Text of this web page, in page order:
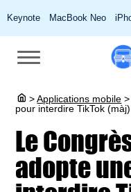
Keynote MacBook Neo
> Applications mobile >
pour interdire TikTok (màj)
Le
adopte